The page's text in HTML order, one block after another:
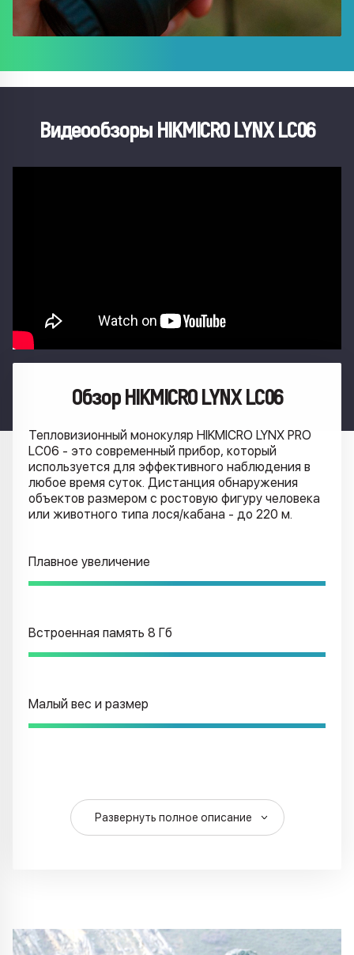
Видеообзоры HIKMICRO LYNX LC06
Обзор HIKMICRO LYNX LC06
Тепловизионный монокуляр HIKMICRO LYNX PRO
LC06 - это современный прибор, который
используется для эффективного наблюдения в
любое время суток. Дистанция обнаружения
объектов размером с ростовую фигуру человека
или животного типа лося/кабана - до 220 м.
Плавное увеличение
Встроенная память 8 Гб
Малый вес и размер
Развернуть полное описание